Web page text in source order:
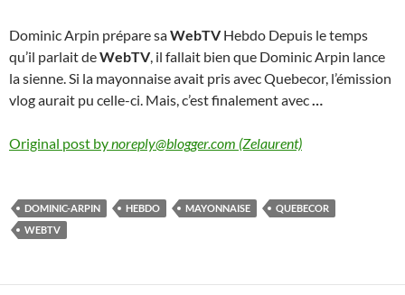
Dominic Arpin prépare saWebTVHebdo Depuis le temps
qu’il parlait deWebTV, il fallait bien que Dominic Arpin lance
la sienne. Si la mayonnaise avait pris avec Quebecor, l’émission
vlog aurait pu celle-ci. Mais, c’est finalement avec…
Original post bynoreply@blogger.com (Zelaurent)
DOMINIC-ARPIN HEBDO MAYONNAISE
QUEBECOR
WEBTV